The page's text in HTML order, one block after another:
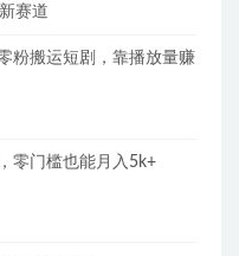
赛道
粉搬运短剧，靠播放量赚
零门槛也能月入5k+